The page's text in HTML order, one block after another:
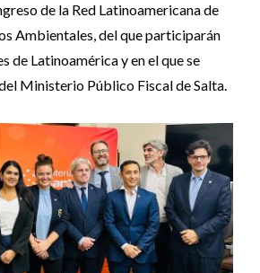
de la Red Latinoamericana de
Ambientales, del que participarán
de Latinoamérica y en el que se
Ministerio Público Fiscal de Salta.